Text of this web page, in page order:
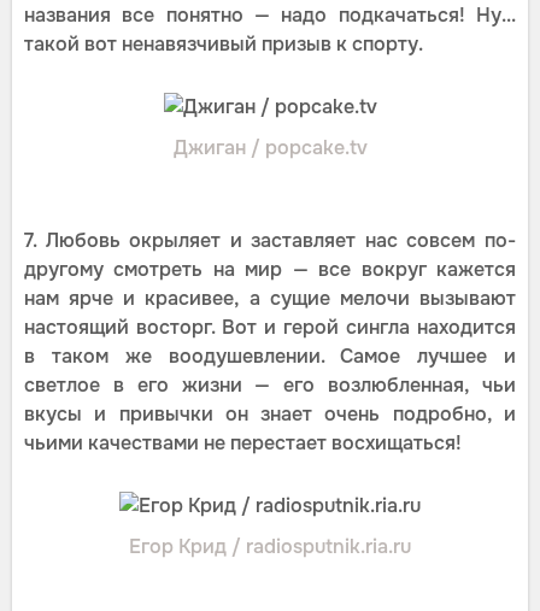
названия все понятно — надо подкачаться! Ну...
такой вот ненавязчивый призыв к спорту.
Джиган / popcake.tv
7. Любовь окрыляет и заставляет нас совсем по-
другому смотреть на мир — все вокруг кажется
нам ярче и красивее, а сущие мелочи вызывают
настоящий восторг. Вот и герой сингла находится
в таком же воодушевлении. Самое лучшее и
светлое в его жизни — его возлюбленная, чьи
вкусы и привычки он знает очень подробно, и
чьими качествами не перестает восхищаться!
Егор Крид / radiosputnik.ria.ru